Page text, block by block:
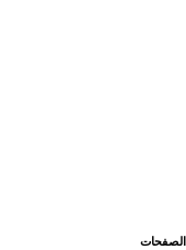
الصفحات